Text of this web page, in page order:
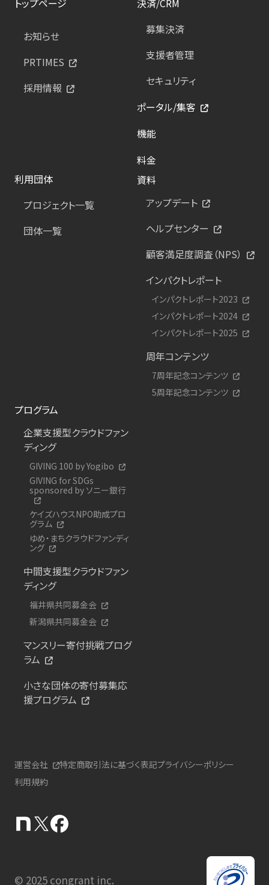
お知らせ
PRTIMES
採用情報
募集決済
支援者管理
セキュリティ
ポータル/集客
機能
料金
利用団体
プロジェクト一覧
団体一覧
資料
アップデート
ヘルプセンター
顧客満足度調査（NPS）
インパクトレポート
インパクトレポート2023
インパクトレポート2024
インパクトレポート2025
周年コンテンツ
7周年記念コンテンツ
5周年記念コンテンツ
プログラム
企業支援型クラウドファン
ディング
GIVING 100 by Yogibo
GIVING for SDGs
sponsored by ソニー銀行
ケイズハウスNPO助成プロ
グラム
ゆめ・まちクラウドファンディ
ング
中間支援型クラウドファン
ディング
福井県共同募金会
新潟県共同募金会
マンスリー寄付挑戦プログ
ラム
小さな団体の寄付募集応
援プログラム
運営会社 特定商取引法に基づく表記プライバシーポリシー
利用規約
© 2025 congrant inc.